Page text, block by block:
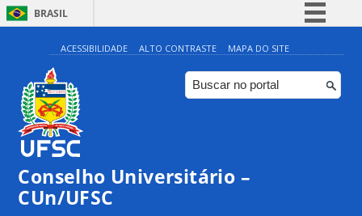
BRASIL
Simplifique!
Comunica BR
Participe
Canais
ACESSIBILIDADE ALTO CONTRASTE MAPA DO SITE
Conselho Universitário –
CUn/UFSC